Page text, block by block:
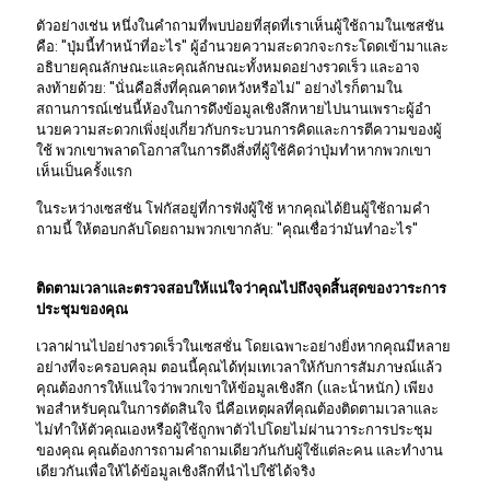
ตัวอย่างเช่น หนึ่งในคําถามที่พบบ่อยที่สุดที่เราเห็นผู้ใช้ถามในเซสชัน
คือ: "ปุ่มนี้ทําหน้าที่อะไร" ผู้อํานวยความสะดวกจะกระโดดเข้ามาและ
อธิบายคุณลักษณะและคุณลักษณะทั้งหมดอย่างรวดเร็ว และอาจ
ลงท้ายด้วย: "นั่นคือสิ่งที่คุณคาดหวังหรือไม่" อย่างไรก็ตามใน
สถานการณ์เช่นนี้ห้องในการดึงข้อมูลเชิงลึกหายไปนานเพราะผู้อํา
นวยความสะดวกเพิ่งยุ่งเกี่ยวกับกระบวนการคิดและการตีความของผู้
ใช้ พวกเขาพลาดโอกาสในการดึงสิ่งที่ผู้ใช้คิดว่าปุ่มทําหากพวกเขา
เห็นเป็นครั้งแรก
ในระหว่างเซสชัน โฟกัสอยู่ที่การฟังผู้ใช้ หากคุณได้ยินผู้ใช้ถามคํา
ถามนี้ ให้ตอบกลับโดยถามพวกเขากลับ: "คุณเชื่อว่ามันทําอะไร"
ติดตามเวลาและตรวจสอบให้แน่ใจว่าคุณไปถึงจุดสิ้นสุดของวาระการ
ประชุมของคุณ
เวลาผ่านไปอย่างรวดเร็วในเซสชั่น โดยเฉพาะอย่างยิ่งหากคุณมีหลาย
อย่างที่จะครอบคลุม ตอนนี้คุณได้ทุ่มเทเวลาให้กับการสัมภาษณ์แล้ว
คุณต้องการให้แน่ใจว่าพวกเขาให้ข้อมูลเชิงลึก (และน้ําหนัก) เพียง
พอสําหรับคุณในการตัดสินใจ นี่คือเหตุผลที่คุณต้องติดตามเวลาและ
ไม่ทําให้ตัวคุณเองหรือผู้ใช้ถูกพาตัวไปโดยไม่ผ่านวาระการประชุม
ของคุณ คุณต้องการถามคําถามเดียวกันกับผู้ใช้แต่ละคน และทํางาน
เดียวกันเพื่อให้ได้ข้อมูลเชิงลึกที่นําไปใช้ได้จริง